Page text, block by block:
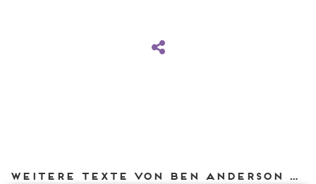
Weitere Texte von Ben Anderson bei DIAPHANES